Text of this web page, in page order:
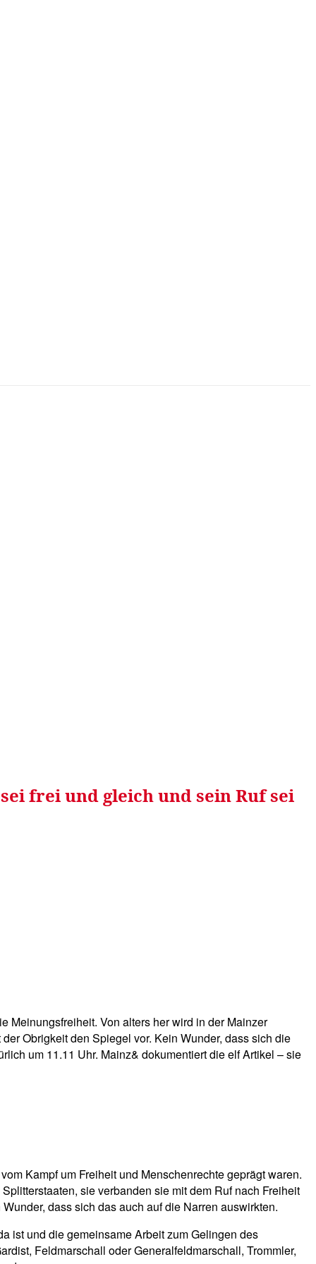
frei und gleich und sein Ruf sei
Meinungsfreiheit. Von alters her wird in der Mainzer
Obrigkeit den Spiegel vor. Kein Wunder, dass sich die
um 11.11 Uhr. Mainz& dokumentiert die elf Artikel – sie
Kampf um Freiheit und Menschenrechte geprägt waren.
sie verbanden sie mit dem Ruf nach Freiheit
dass sich das auch auf die Narren auswirkten.
ist und die gemeinsame Arbeit zum Gelingen des
Feldmarschall oder Generalfeldmarschall, Trommler,